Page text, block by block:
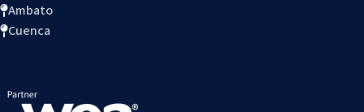
Ambato
Cuenca